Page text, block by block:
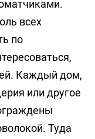
всех
по
Каждый дом,
или другое
Туда